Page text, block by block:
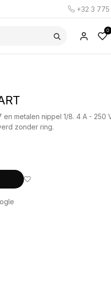
+32 3
0
metalen nippel 1/8. 4 A - 250
zonder ring.